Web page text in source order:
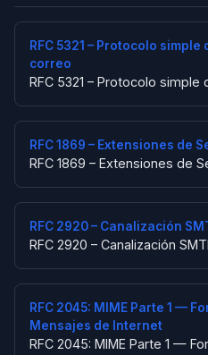
RFC 5321 – Protocolo
correo
RFC 5321 – Protocolo
RFC 1869 – Extensiones de
RFC 1869 – Extensiones de
RFC 2920 – Canalización
RFC 2920 – Canalización
RFC 2045: MIME Parte 1 —
Mensajes de Internet
RFC 2045: MIME Parte 1 —